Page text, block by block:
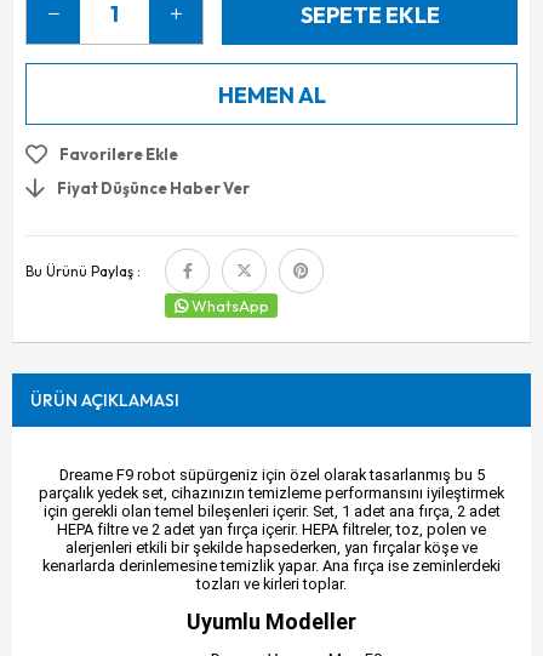
Favorilere Ekle
Fiyat Düşünce Haber Ver
Bu Ürünü Paylaş :
WhatsApp
ÜRÜN AÇIKLAMASI
Dreame F9 robot süpürgeniz için özel olarak tasarlanmış bu 5
parçalık yedek set, cihazınızın temizleme performansını iyileştirmek
için gerekli olan temel bileşenleri içerir. Set, 1 adet ana fırça, 2 adet
HEPA filtre ve 2 adet yan fırça içerir. HEPA filtreler, toz, polen ve
alerjenleri etkili bir şekilde hapsederken, yan fırçalar köşe ve
kenarlarda derinlemesine temizlik yapar. Ana fırça ise zeminlerdeki
tozları ve kirleri toplar.
Uyumlu Modeller